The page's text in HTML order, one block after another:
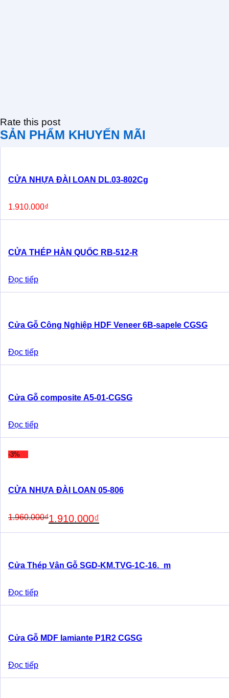
Rate this post
SẢN PHẨM KHUYẾN MÃI
CỬA NHỰA ĐÀI LOAN DL.03-802Cg
1.910.000₫
CỬA THÉP HÀN QUỐC RB-512-R
Đọc tiếp
Cửa Gỗ Công Nghiệp HDF Veneer 6B-sapele CGSG
Đọc tiếp
Cửa Gỗ composite A5-01-CGSG
Đọc tiếp
-3%
CỬA NHỰA ĐÀI LOAN 05-806
1.960.000₫
price
was:
1.910.000₫
price
is:
Cửa Thép Vân Gỗ SGD-KM.TVG-1C-16._m
Đọc tiếp
Cửa Gỗ MDF lamiante P1R2 CGSG
Đọc tiếp